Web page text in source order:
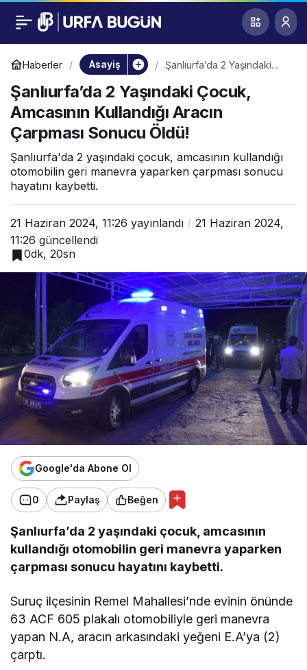
Haberler Asayiş
Şanlıurfa’da 2 Yaşındaki
Kullandığı Aracın Çarpması
Sonucu Öldü!
Şanlıurfa’da 2 Yaşındaki Çocuk,
Amcasının Kullandığı Aracın
Çarpması Sonucu Öldü!
Şanlıurfa'da 2 yaşındaki çocuk, amcasının kullandığı
otomobilin geri manevra yaparken çarpması sonucu
hayatını kaybetti.
21 Haziran 2024, 11:26 yayınlandı
21 Haziran 2024,
11:26 güncellendi
0dk, 20sn
Google'da Abone Ol
0 Paylaş Beğen
Şanlıurfa’da 2 yaşındaki çocuk, amcasının
kullandığı otomobilin geri manevra yaparken
çarpması sonucu hayatını kaybetti.
Suruç ilçesinin Remel Mahallesi’nde evinin önünde
63 ACF 605 plakalı otomobiliyle geri manevra
yapan N.A, aracın arkasındaki yeğeni E.A’ya (2)
çarptı.
Şanlıurfa’da 2
Yaşındaki Çocuk,
Amcasının Kullandığı
Aracın Çarpması
Sonucu Öldü!
0